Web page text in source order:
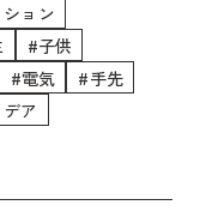
ョン
#子供
#電気
#手先
ア